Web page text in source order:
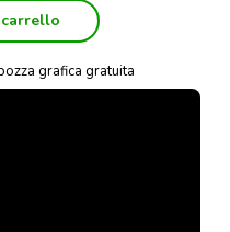
grafica gratuita